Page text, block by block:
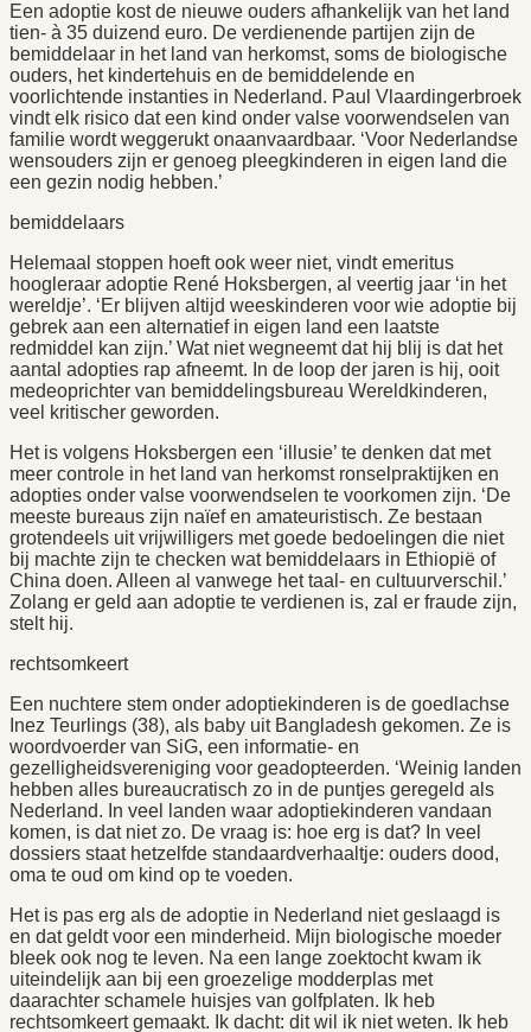
Een adoptie kost de nieuwe ouders afhankelijk van het land
tien- à 35 duizend euro. De verdienende partijen zijn de
bemiddelaar in het land van herkomst, soms de biologische
ouders, het kindertehuis en de bemiddelende en
voorlichtende instanties in Nederland. Paul Vlaardingerbroek
vindt elk risico dat een kind onder valse voorwendselen van
familie wordt weggerukt onaanvaardbaar. ‘Voor Nederlandse
wensouders zijn er genoeg pleegkinderen in eigen land die
een gezin nodig hebben.’
bemiddelaars
Helemaal stoppen hoeft ook weer niet, vindt emeritus
hoogleraar adoptie René Hoksbergen, al veertig jaar ‘in het
wereldje’. ‘Er blijven altijd weeskinderen voor wie adoptie bij
gebrek aan een alternatief in eigen land een laatste
redmiddel kan zijn.’ Wat niet wegneemt dat hij blij is dat het
aantal adopties rap afneemt. In de loop der jaren is hij, ooit
medeoprichter van bemiddelingsbureau Wereldkinderen,
veel kritischer geworden.
Het is volgens Hoksbergen een ‘illusie’ te denken dat met
meer controle in het land van herkomst ronselpraktijken en
adopties onder valse voorwendselen te voorkomen zijn. ‘De
meeste bureaus zijn naïef en amateuristisch. Ze bestaan
grotendeels uit vrijwilligers met goede bedoelingen die niet
bij machte zijn te checken wat bemiddelaars in Ethiopië of
China doen. Alleen al vanwege het taal- en cultuurverschil.’
Zolang er geld aan adoptie te verdienen is, zal er fraude zijn,
stelt hij.
rechtsomkeert
Een nuchtere stem onder adoptiekinderen is de goedlachse
Inez Teurlings (38), als baby uit Bangladesh gekomen. Ze is
woordvoerder van SiG, een informatie- en
gezelligheidsvereniging voor geadopteerden. ‘Weinig landen
hebben alles bureaucratisch zo in de puntjes geregeld als
Nederland. In veel landen waar adoptiekinderen vandaan
komen, is dat niet zo. De vraag is: hoe erg is dat? In veel
dossiers staat hetzelfde standaardverhaaltje: ouders dood,
oma te oud om kind op te voeden.
Het is pas erg als de adoptie in Nederland niet geslaagd is
en dat geldt voor een minderheid. Mijn biologische moeder
bleek ook nog te leven. Na een lange zoektocht kwam ik
uiteindelijk aan bij een groezelige modderplas met
daarachter schamele huisjes van golfplaten. Ik heb
rechtsomkeert gemaakt. Ik dacht: dit wil ik niet weten. Ik heb